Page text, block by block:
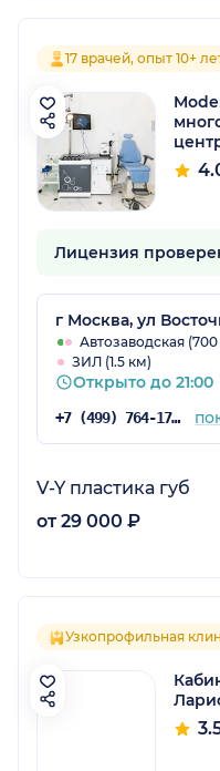
17 врачей, опыт 10+
Лицензия
г Москва, ул
Автозаводская
ЗИЛ (1.5 км)
Открыто до 21:00
+7 (499) 764-17-17
V-Y пластика губ
от 29 000 ₽
Узкопрофильная